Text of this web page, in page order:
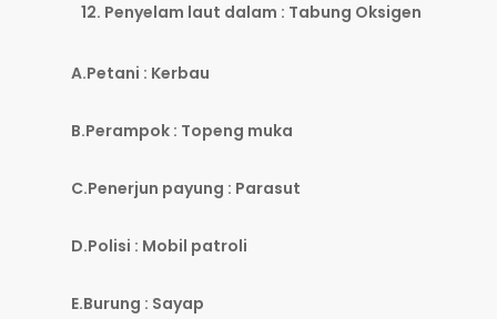
Penyelam laut dalam : Tabung Oksigen
A.Petani : Kerbau
B.Perampok : Topeng muka
C.Penerjun payung : Parasut
D.Polisi : Mobil patroli
E.Burung : Sayap